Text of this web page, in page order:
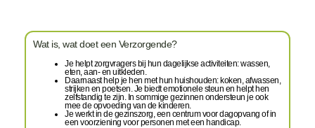
Wat is, wat doet een Verzorgende?
Je helpt zorgvragers bij hun dagelijkse activiteiten: wassen,
eten, aan- en uitkleden.
Daarnaast help je hen met hun huishouden: koken, afwassen,
strijken en poetsen. Je biedt emotionele steun en helpt hen
zelfstandig te zijn. In sommige gezinnen ondersteun je ook
mee de opvoeding van de kinderen.
Je werkt in de gezinszorg, een centrum voor dagopvang of in
een voorziening voor personen met een handicap.